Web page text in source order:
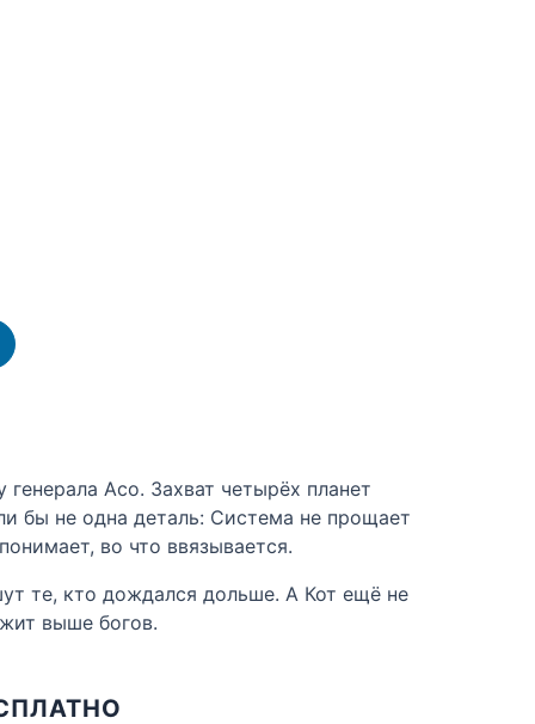
Асо. Захват четырёх планет
бы не одна деталь: Система не прощает
во что ввязывается.
те, кто дождался дольше. А Кот ещё не
выше богов.